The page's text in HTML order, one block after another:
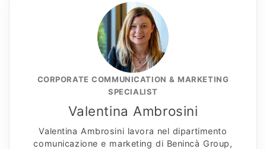
CORPORATE COMMUNICATION & MARKETING
SPECIALIST
Valentina Ambrosini
Valentina Ambrosini lavora nel dipartimento
comunicazione e marketing di Benincà Group,